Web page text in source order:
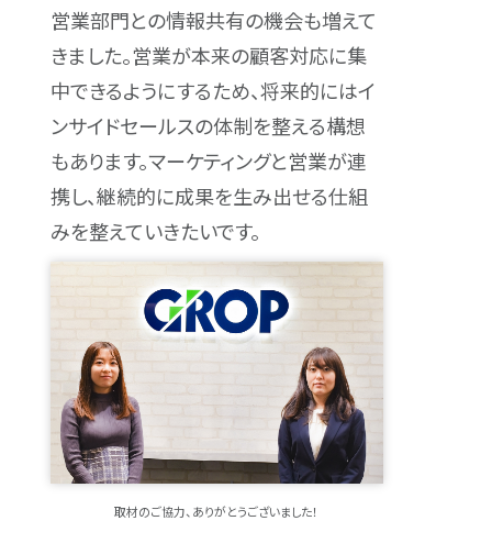
営業部門との情報共有の機会も増えて
きました。営業が本来の顧客対応に集
中できるようにするため、将来的にはイ
ンサイドセールスの体制を整える構想
もあります。マーケティングと営業が連
携し、継続的に成果を生み出せる仕組
みを整えていきたいです。
取材のご協力、ありがとうございました！